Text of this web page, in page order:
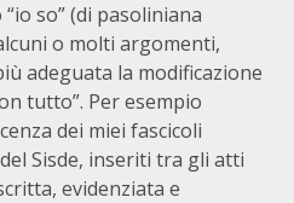
so” (di pasoliniana
o molti argomenti,
adeguata la modificazione
tutto”. Per esempio
dei miei fascicoli
Sisde, inseriti tra gli atti
evidenziata e